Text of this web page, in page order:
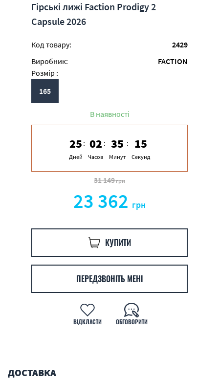
Гірські лижі Faction Prodigy 2
Capsule 2026
Код товару:
2429
Виробник:
FACTION
Розмір :
165
В наявності
31 149грн
25
Дней
02
Часов
35
Минут
15
Секунд
23 362 грн
КУПИТИ
ПЕРЕДЗВОНІТЬ МЕНІ
ВІДКЛАСТИ ОБГОВОРИТИ
ДОСТАВКА